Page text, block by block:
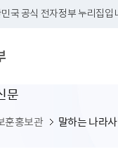
국 공식 전자정부 누리집입
문
훈홍보관 말하는 나라